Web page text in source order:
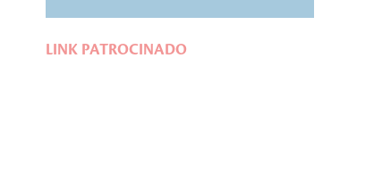
LINK PATROCINADO